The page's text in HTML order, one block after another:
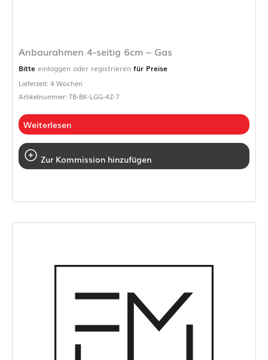
Anbaurahmen 4-seitig 6cm – Gas
Bitte einloggen oder registrieren für Preise
Lieferzeit: 4 Wochen
Artikelnummer: TB-BK-LGG-4Z-7
Weiterlesen
Zur Kommission hinzufügen